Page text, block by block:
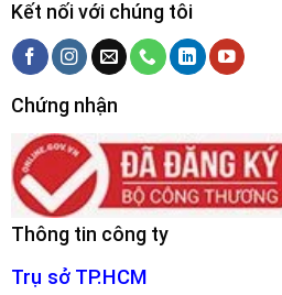
Kết nối với chúng tôi
Chứng nhận
Thông tin công ty
Trụ sở TP.HCM